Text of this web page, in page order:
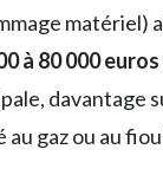
matériel)
à 80 000 euros
davantage
gaz ou au